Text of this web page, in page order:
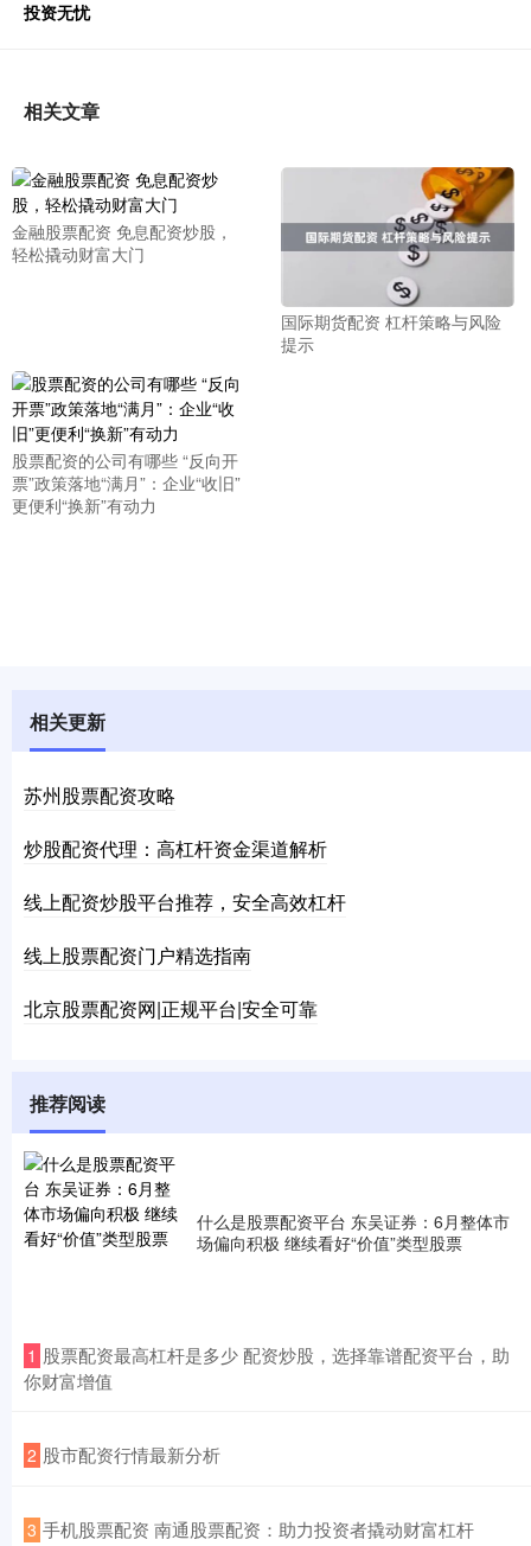
投资无忧
相关文章
金融股票配资 免息配资炒股，
轻松撬动财富大门
国际期货配资 杠杆策略与风险
提示
股票配资的公司有哪些 “反向开
票”政策落地“满月”：企业“收旧”
更便利“换新”有动力
相关更新
苏州股票配资攻略
炒股配资代理：高杠杆资金渠道解析
线上配资炒股平台推荐，安全高效杠杆
线上股票配资门户精选指南
北京股票配资网|正规平台|安全可靠
推荐阅读
什么是股票配资平台 东吴证券：6月整体市
场偏向积极 继续看好“价值”类型股票
1 ​股票配资最高杠杆是多少 配资炒股，选择靠谱配资平台，助
你财富增值
2 ​股市配资行情最新分析
3 ​手机股票配资 南通股票配资：助力投资者撬动财富杠杆